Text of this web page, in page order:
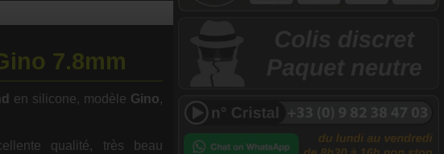
7.8mm
en silicone, modèle Gino,
qualité, très beau